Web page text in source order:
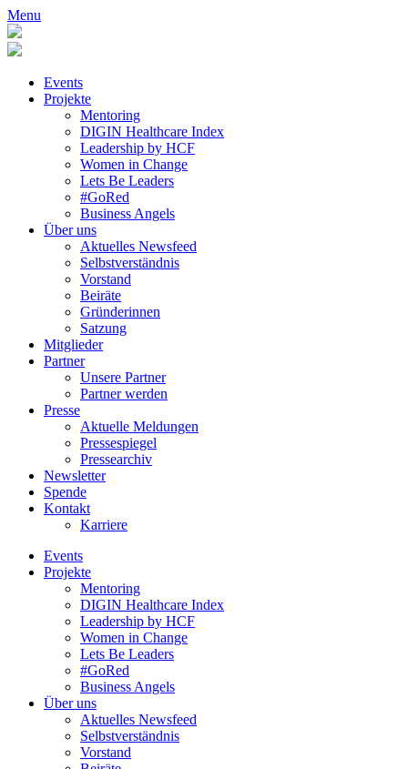
Menu
Events
Projekte
Mentoring
DIGIN Healthcare Index
Leadership by HCF
Women in Change
Lets Be Leaders
#GoRed
Business Angels
Über uns
Aktuelles Newsfeed
Selbstverständnis
Vorstand
Beiräte
Gründerinnen
Satzung
Mitglieder
Partner
Unsere Partner
Partner werden
Presse
Aktuelle Meldungen
Pressespiegel
Pressearchiv
Newsletter
Spende
Kontakt
Karriere
Events
Projekte
Mentoring
DIGIN Healthcare Index
Leadership by HCF
Women in Change
Lets Be Leaders
#GoRed
Business Angels
Über uns
Aktuelles Newsfeed
Selbstverständnis
Vorstand